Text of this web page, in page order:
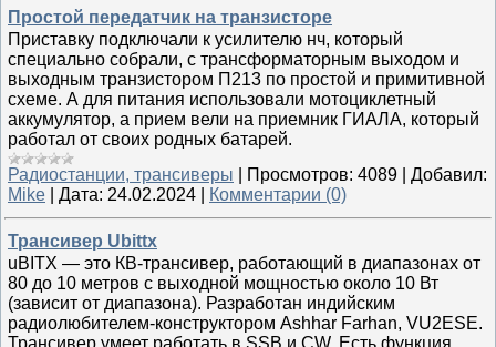
Простой передатчик на транзисторе
Приставку подключали к усилителю нч, который
специально собрали, с трансформаторным выходом и
выходным транзистором П213 по простой и примитивной
схеме. А для питания использовали мотоциклетный
аккумулятор, а прием вели на приемник ГИАЛА, который
работал от своих родных батарей.
Радиостанции, трансиверы
Просмотров: 4089
Добавил:
Mike
Дата: 24.02.2024 Комментарии (0)
Трансивер Ubittx
uBITX — это КВ-трансивер, работающий в диапазонах от
80 до 10 метров с выходной мощностью около 10 Вт
(зависит от диапазона). Разработан индийским
радиолюбителем-конструктором Ashhar Farhan, VU2ESE.
Трансивер умеет работать в SSB и CW. Есть функция...